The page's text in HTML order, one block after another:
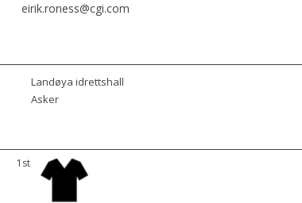
eirik.roness@cgi.com
Landøya idrettshall
Asker
1st